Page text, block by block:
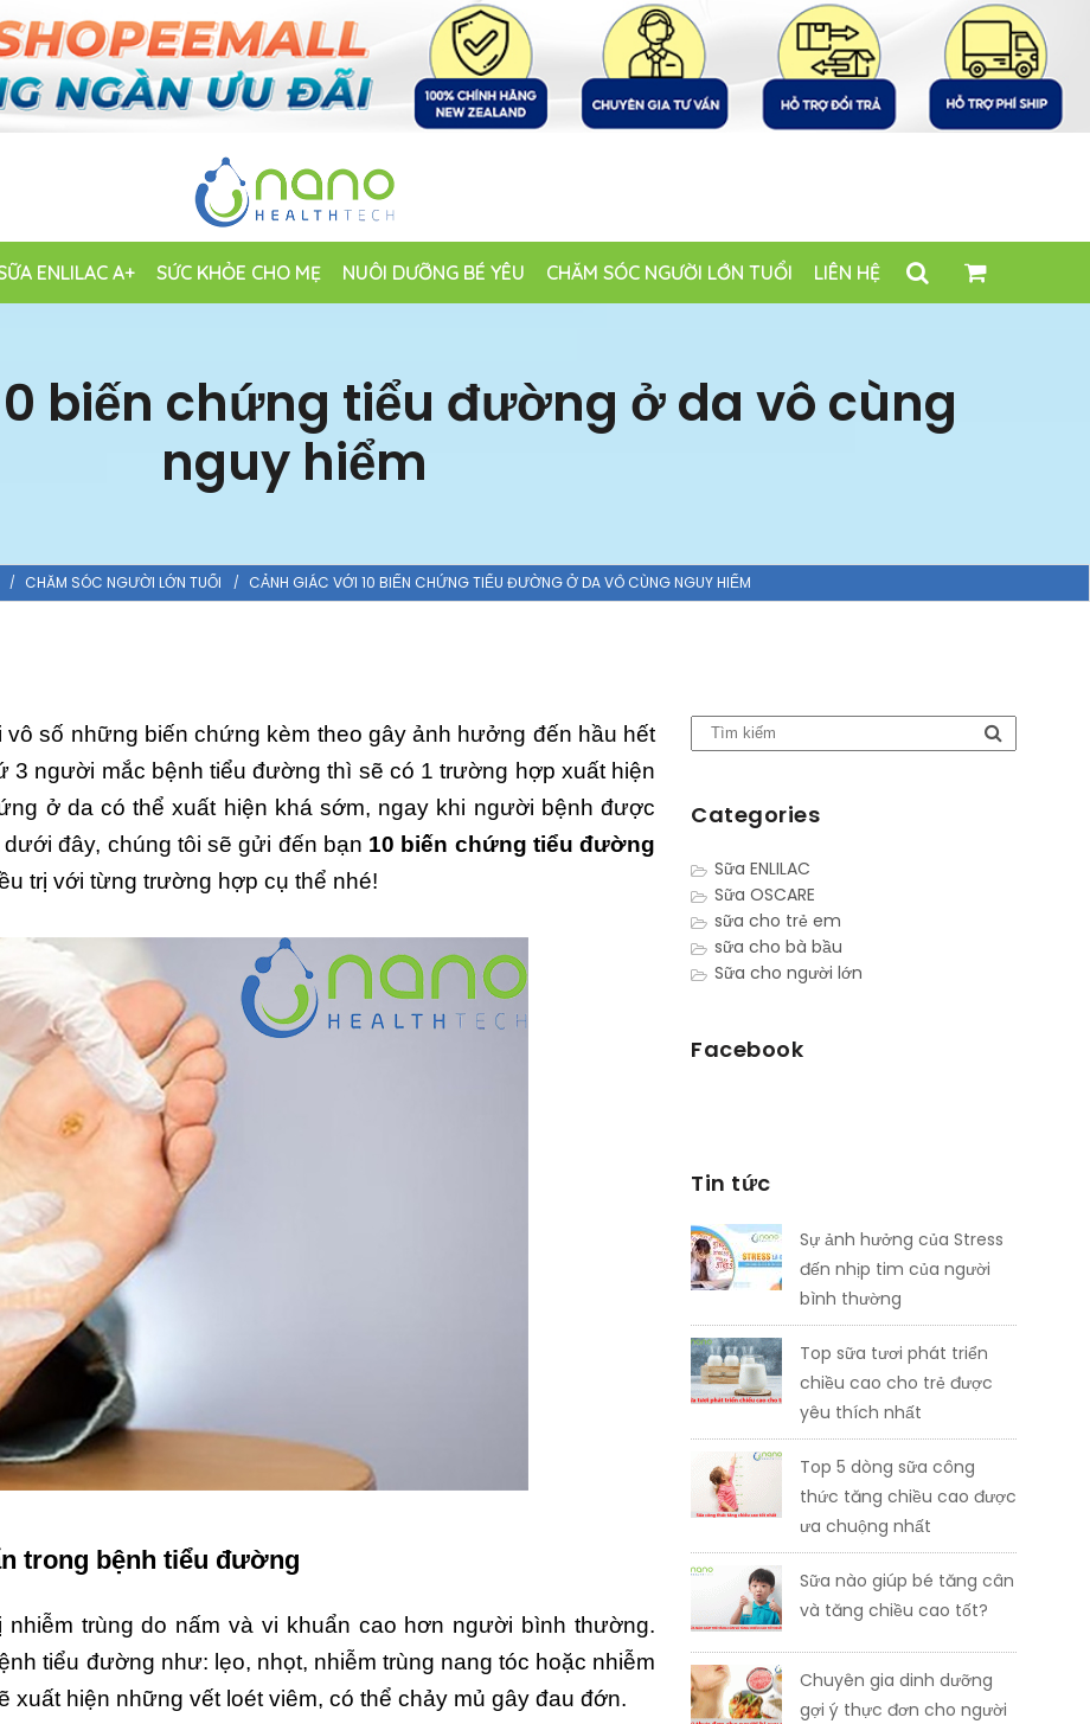
ENLILAC A+ SỨC KHỎE CHO MẸ NUÔI DƯỠNG BÉ YÊU CHĂM SÓC NGƯỜI LỚN TUỔI LIÊN HỆ
biến chứng tiểu đường ở da vô cùng
nguy hiểm
CHĂM SÓC NGƯỜI LỚN TUỔI CẢNH GIÁC VỚI 10 BIẾN CHỨNG TIỂU ĐƯỜNG Ở DA VÔ CÙNG NGUY HIỂM
số những biến chứng kèm theo gây ảnh hưởng đến hầu hết
3 người mắc bệnh tiểu đường thì sẽ có 1 trường hợp xuất hiện
ở da có thể xuất hiện khá sớm, ngay khi người bệnh được
đây, chúng tôi sẽ gửi đến bạn 10 biến chứng tiểu đường
trị với từng trường hợp cụ thể nhé!
trong bệnh tiểu đường
trùng do nấm và vi khuẩn cao hơn người bình thường.
tiểu đường như: lẹo, nhọt, nhiễm trùng nang tóc hoặc nhiễm
xuất hiện những vết loét viêm, có thể chảy mủ gây đau đớn.
Categories
Sữa ENLILAC
Sữa OSCARE
sữa cho trẻ em
sữa cho bà bầu
Sữa cho người lớn
Facebook
Tin tức
Sự ảnh hưởng của Stress
đến nhịp tim của người
bình thường
Top sữa tươi phát triển
chiều cao cho trẻ được
yêu thích nhất
Top 5 dòng sữa công
thức tăng chiều cao được
ưa chuộng nhất
Sữa nào giúp bé tăng cân
và tăng chiều cao tốt?
Chuyên gia dinh dưỡng
gợi ý thực đơn cho người